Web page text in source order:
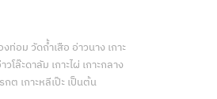
อม วัดถ้ำเสือ อ่าวนาง เกาะ
โล๊ะดาลัม เกาะไผ่ เกาะกลาง
กต เกาะหลีเป๊ะ เป็นต้น